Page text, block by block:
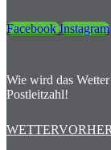
Facebook Instagram
Wie wird das
Postleitzahl!